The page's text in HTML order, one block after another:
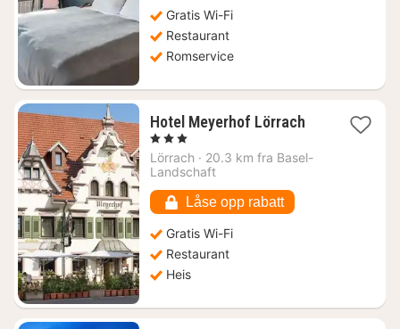
Gratis Wi-Fi
Restaurant
Romservice
Hotel Meyerhof Lörrach1
fra
, 3 Stjerner
Lörrach · 20.3 km fra Basel-
Landschaft
Låse opp rabatt
Gratis Wi-Fi
Restaurant
Heis